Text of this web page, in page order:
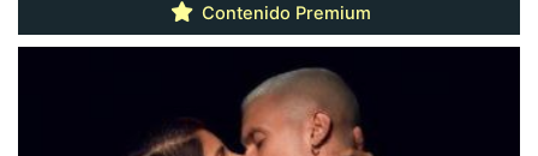
Contenido Premium